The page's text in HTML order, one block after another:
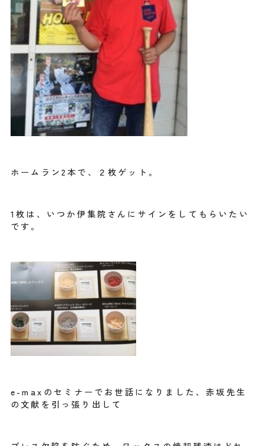
ホームラン2本で、２枚ゲット。
1枚は、いつか伊集院さんにサインをしてもらいたい
です。
e-maxのセミナーでお世話になりました、赤坂先生
の文献を引っ張り出して